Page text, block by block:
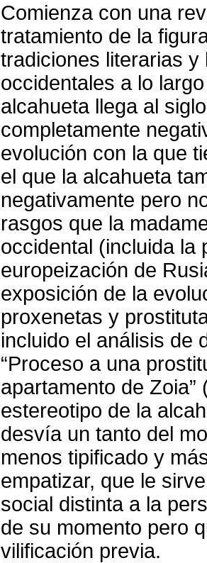
Comienza con una
tratamiento de la
tradiciones literarias
occidentales a lo
alcahueta llega al
completamente
evolución con la que
el que la alcahueta
negativamente pero
rasgos que la
occidental (incluida la
europeización de
exposición de la
proxenetas y
incluido el análisis de
“Proceso a una
apartamento de
estereotipo de la
desvía un tanto del
menos tipificado y
empatizar, que le
social distinta a la
de su momento pero
vilificación previa.